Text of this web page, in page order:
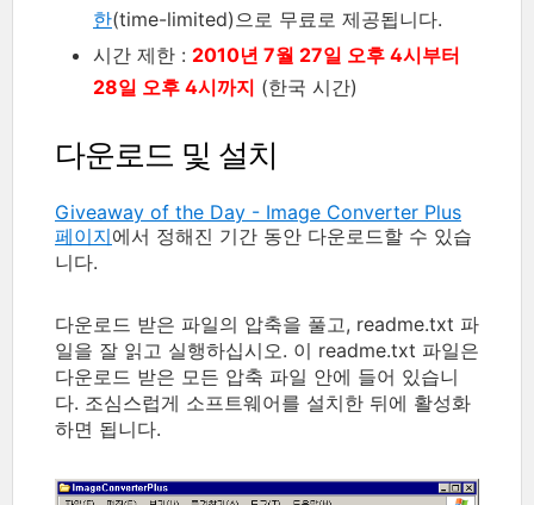
한(time-limited)으로 무료로 제공됩니다.
시간 제한 : 2010년 7월 27일 오후 4시부터
28일 오후 4시까지 (한국 시간)
다운로드 및 설치
Giveaway of the Day - Image Converter Plus
페이지에서 정해진 기간 동안 다운로드할 수 있습
니다.
다운로드 받은 파일의 압축을 풀고, readme.txt 파
일을 잘 읽고 실행하십시오. 이 readme.txt 파일은
다운로드 받은 모든 압축 파일 안에 들어 있습니
다. 조심스럽게 소프트웨어를 설치한 뒤에 활성화
하면 됩니다.